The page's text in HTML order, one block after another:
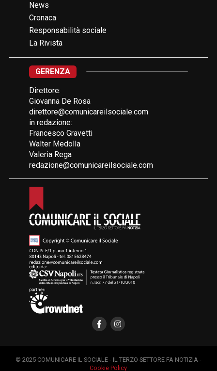
News
Cronaca
Responsabilità sociale
La Rivista
GERENZA
Direttore:
Giovanna De Rosa
direttore@comunicareilsociale.com
in redazione:
Francesco Gravetti
Walter Medolla
Valeria Rega
redazione@comunicareilsociale.com
© 2025 COMUNICARE IL SOCIALE - IL TERZO SETTORE FA NOTIZIA -
Cookie Policy